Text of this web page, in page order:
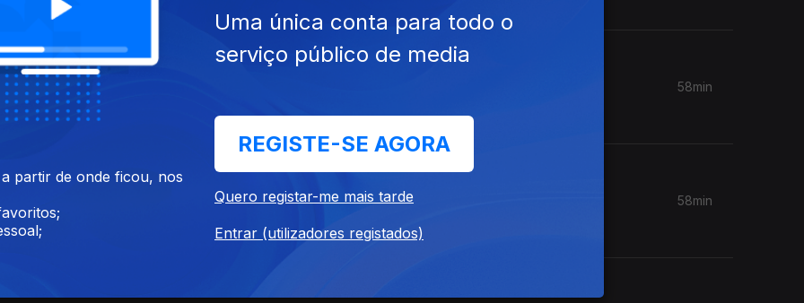
58min
do movimento BORA.
58min
partir de onde ficou, nos
Uma única conta para todo o
serviço público de media
REGISTE-SE AGORA
Quero registar-me mais tarde
Entrar (utilizadores registados)